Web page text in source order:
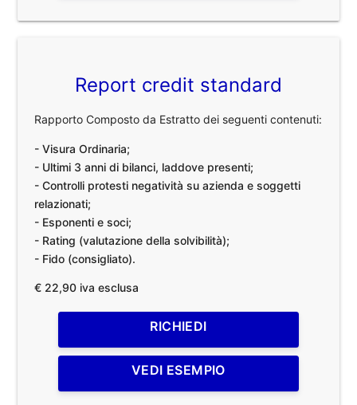
Report credit standard
Rapporto Composto da Estratto dei seguenti contenuti:
- Visura Ordinaria;
- Ultimi 3 anni di bilanci, laddove presenti;
- Controlli protesti negatività su azienda e soggetti
relazionati;
- Esponenti e soci;
- Rating (valutazione della solvibilità);
- Fido (consigliato).
€ 22,90 iva esclusa
RICHIEDI
VEDI ESEMPIO